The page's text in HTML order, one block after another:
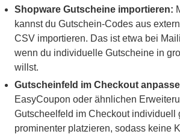
Shopware Gutscheine importieren:
kannst du Gutschein-Codes aus
CSV importieren. Das ist etwa bei
wenn du individuelle Gutscheine in
willst.
Gutscheinfeld im Checkout
EasyCoupon oder ähnlichen
Gutscheelfeld im Checkout individuell
prominenter platzieren, sodass keine